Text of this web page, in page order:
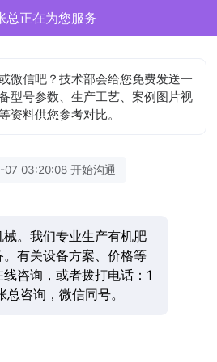
总正在为您服务
微信吧？技术部会给您免费发送一
型号参数、生产工艺、案例图片视
资料供您参考对比。
07 03:20:08 开始沟通
。我们专业生产有机肥
有关设备方案、价格等
咨询，或者拨打电话：1
咨询，微信同号。